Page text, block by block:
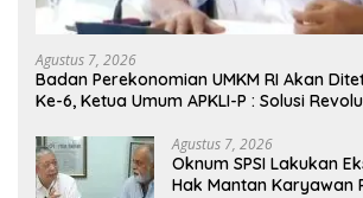
Agustus 7, 2026
Badan Perekonomian UMKM RI Akan
Ke-6, Ketua Umum APKLI-P : Solusi
Agustus 7, 2026
Oknum SPSI Lakukan
Hak Mantan Karyawan